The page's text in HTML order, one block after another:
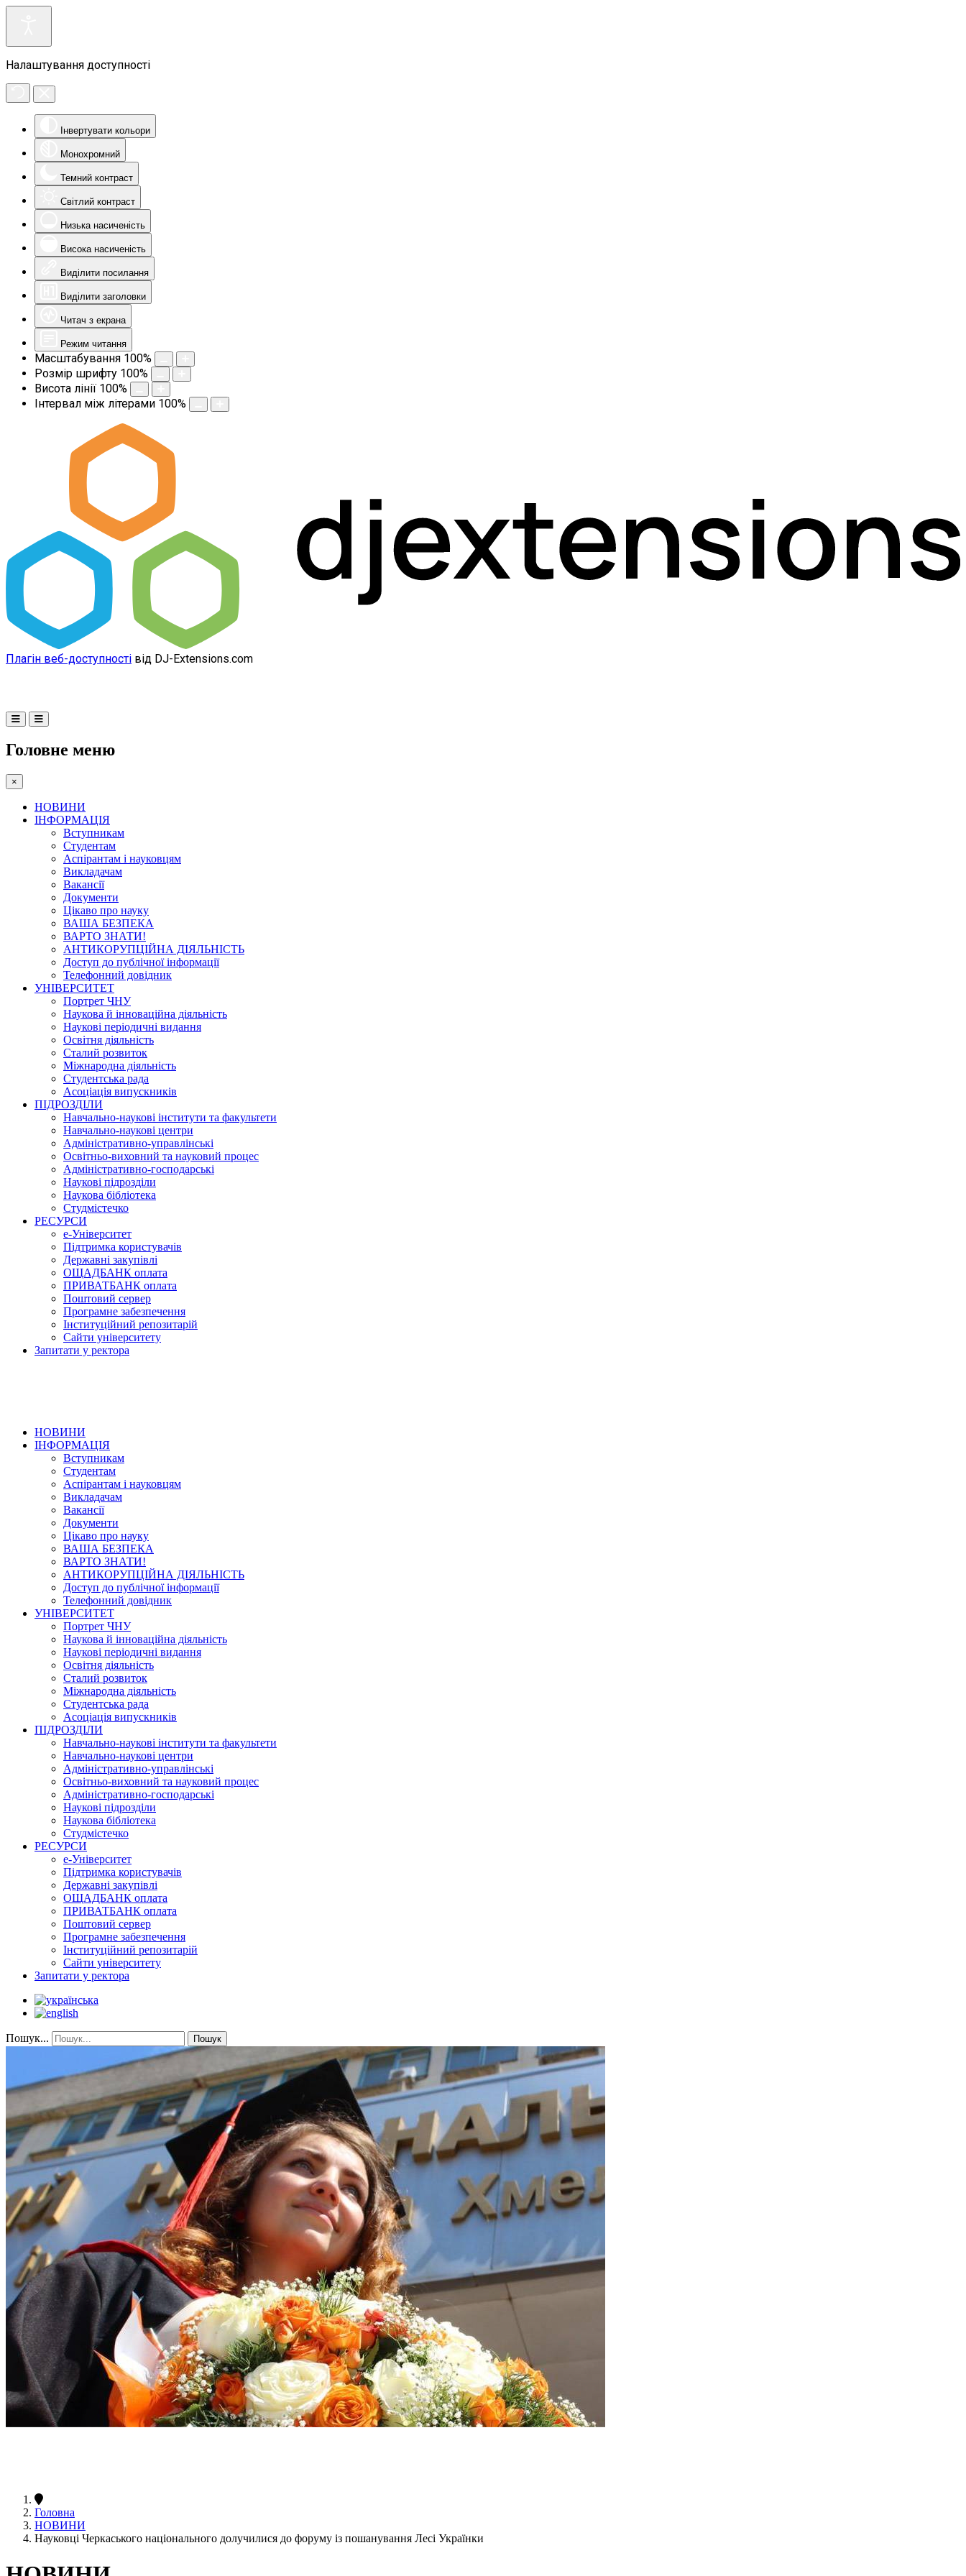
Налаштування доступності
Інвертувати кольори
Монохромний
Темний контраст
Світлий контраст
Низька насиченість
Висока насиченість
Виділити посилання
Виділити заголовки
Читач з екрана
Режим читання
Масштабування 100%
Розмір шрифту 100%
Висота лінії 100%
Інтервал між літерами 100%
Плагін веб-доступності від DJ-Extensions.com
Головне меню
×
НОВИНИ
ІНФОРМАЦІЯ
Вступникам
Студентам
Аспірантам і науковцям
Викладачам
Вакансії
Документи
Цікаво про науку
ВАША БЕЗПЕКА
ВАРТО ЗНАТИ!
АНТИКОРУПЦІЙНА ДІЯЛЬНІСТЬ
Доступ до публічної інформації
Телефонний довідник
УНІВЕРСИТЕТ
Портрет ЧНУ
Наукова й інноваційна діяльність
Наукові періодичні видання
Освітня діяльність
Сталий розвиток
Міжнародна діяльність
Студентська рада
Асоціація випускників
ПІДРОЗДІЛИ
Навчально-наукові інститути та факультети
Навчально-наукові центри
Адміністративно-управлінські
Освітньо-виховний та науковий процес
Адміністративно-господарські
Наукові підрозділи
Наукова бібліотека
Студмістечко
РЕСУРСИ
е-Університет
Підтримка користувачів
Державні закупівлі
ОЩАДБАНК оплата
ПРИВАТБАНК оплата
Поштовий сервер
Програмне забезпечення
Інституційний репозитарій
Сайти університету
Запитати у ректора
НОВИНИ
ІНФОРМАЦІЯ
Вступникам
Студентам
Аспірантам і науковцям
Викладачам
Вакансії
Документи
Цікаво про науку
ВАША БЕЗПЕКА
ВАРТО ЗНАТИ!
АНТИКОРУПЦІЙНА ДІЯЛЬНІСТЬ
Доступ до публічної інформації
Телефонний довідник
УНІВЕРСИТЕТ
Портрет ЧНУ
Наукова й інноваційна діяльність
Наукові періодичні видання
Освітня діяльність
Сталий розвиток
Міжнародна діяльність
Студентська рада
Асоціація випускників
ПІДРОЗДІЛИ
Навчально-наукові інститути та факультети
Навчально-наукові центри
Адміністративно-управлінські
Освітньо-виховний та науковий процес
Адміністративно-господарські
Наукові підрозділи
Наукова бібліотека
Студмістечко
РЕСУРСИ
е-Університет
Підтримка користувачів
Державні закупівлі
ОЩАДБАНК оплата
ПРИВАТБАНК оплата
Поштовий сервер
Програмне забезпечення
Інституційний репозитарій
Сайти університету
Запитати у ректора
Пошук... Пошук
Головна
НОВИНИ
Науковці Черкаського національного долучилися до форуму із пошанування Лесі Українки